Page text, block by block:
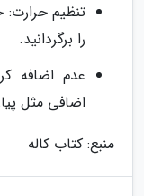
تنظیم حرارت:
را برگردانید.
عدم اضافه
اضافی مثل
منبع: کتاب کاله